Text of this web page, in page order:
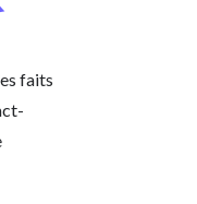
faits